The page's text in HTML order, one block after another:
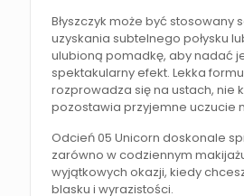
Błyszczyk może być stosowany
uzyskania subtelnego połysku
ulubioną pomadkę, aby nadać
spektakularny efekt. Lekka
rozprowadza się na ustach, nie
pozostawia przyjemne uczucie
Odcień 05 Unicorn doskonale
zarówno w codziennym
wyjątkowych okazji, kiedy
blasku i wyrazistości.